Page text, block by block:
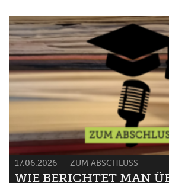
17.06.2026 ZUM ABSCHLUSS
WIE BERICHTET MAN